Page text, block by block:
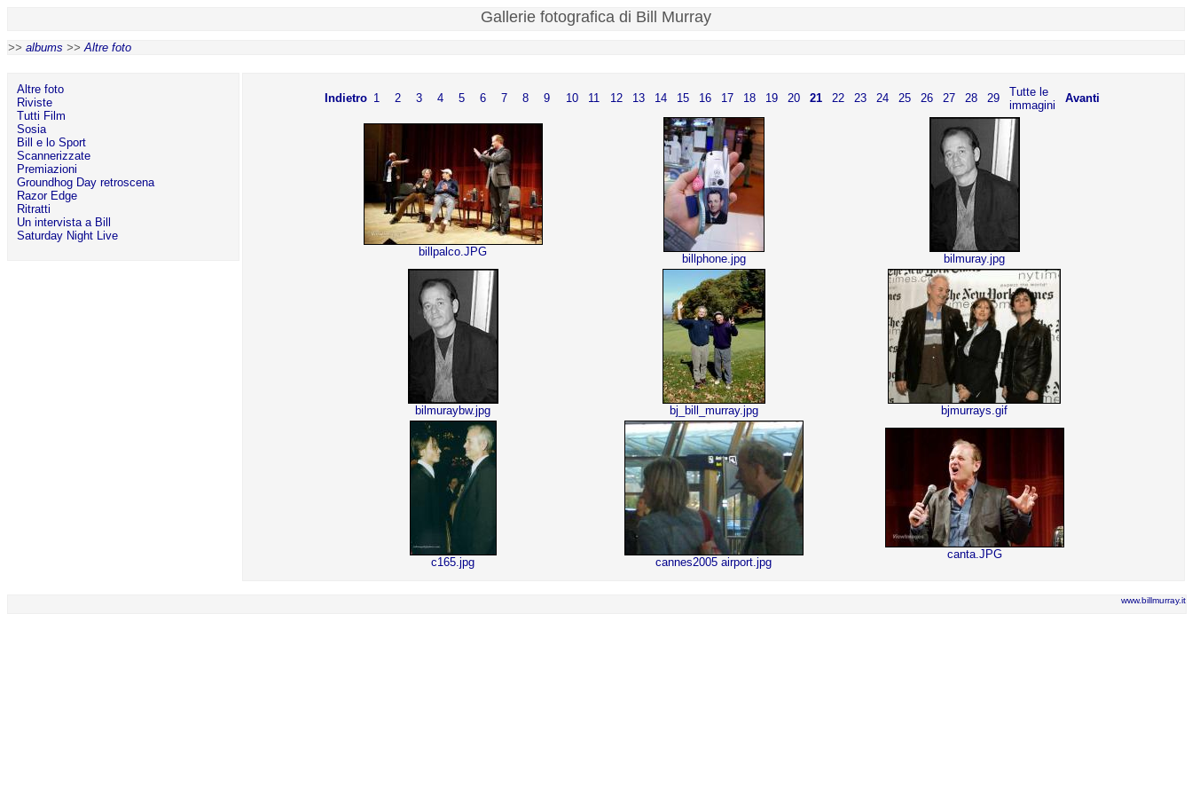
Gallerie fotografica di Bill Murray
>> albums >>Altre foto
Altre foto
Riviste
Tutti Film
Sosia
Bill e lo Sport
Scannerizzate
Premiazioni
Groundhog Day retroscena
Razor Edge
Ritratti
Un intervista a Bill
Saturday Night Live
Indietro 1 2 3 4 5 6 7 8 9 10 11 12 13 14 15 16 17 18 19 20 21 22 23 24 25 26 27 28 29
Tutte le
immagini
Avanti
billpalco.JPG
billphone.jpg bilmuray.jpg
bilmuraybw.jpg bj_bill_murray.jpg bjmurrays.gif
c165.jpg cannes2005 airport.jpg
canta.JPG
www.billmurray.it